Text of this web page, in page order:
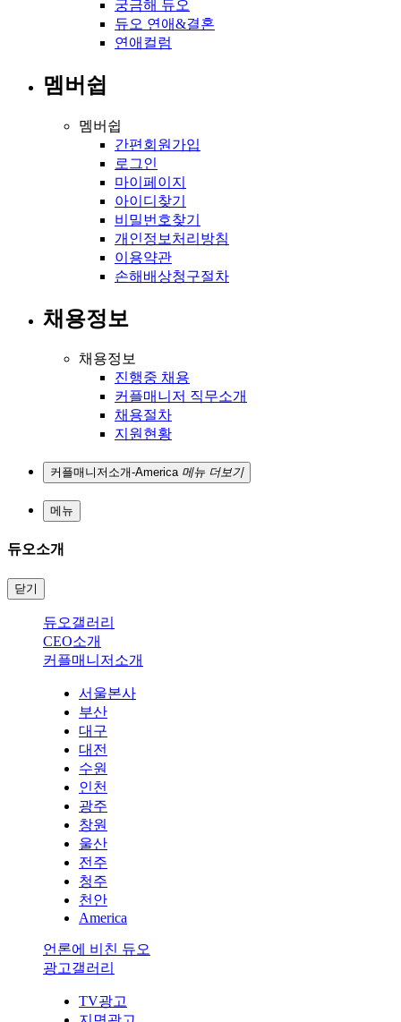
궁금해 듀오
듀오 연애&결혼
연애컬럼
멤버쉽
멤버쉽
간편회원가입
로그인
마이페이지
아이디찾기
비밀번호찾기
개인정보처리방침
이용약관
손해배상청구절차
채용정보
채용정보
진행중 채용
커플매니저 직무소개
채용절차
지원현황
커플매니저소개-America 메뉴 더보기
메뉴
듀오소개
닫기
듀오갤러리
CEO소개
커플매니저소개
서울본사
부산
대구
대전
수원
인천
광주
창원
울산
전주
청주
천안
America
언론에 비친 듀오
광고갤러리
TV광고